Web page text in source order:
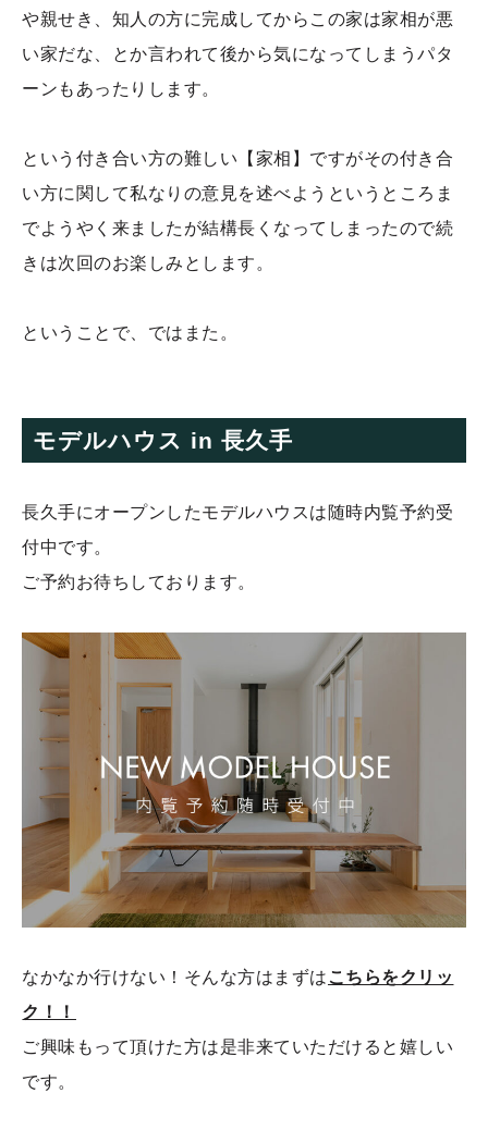
や親せき、知人の方に完成してからこの家は家相が悪
い家だな、とか言われて後から気になってしまうパタ
ーンもあったりします。
という付き合い方の難しい【家相】ですがその付き合
い方に関して私なりの意見を述べようというところま
でようやく来ましたが結構長くなってしまったので続
きは次回のお楽しみとします。
ということで、ではまた。
モデルハウス in 長久手
長久手にオープンしたモデルハウスは随時内覧予約受
付中です。
ご予約お待ちしております。
なかなか行けない！そんな方はまずは こちらをクリッ
ク！！
ご興味もって頂けた方は是非来ていただけると嬉しい
です。